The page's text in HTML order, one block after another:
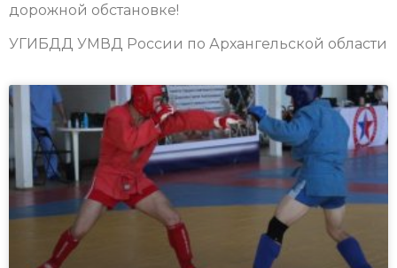
дорожной обстановке!
УГИБДД УМВД России по Архангельской области